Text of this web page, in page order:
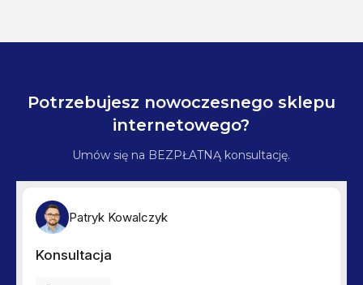
Potrzebujesz nowoczesnego sklepu
internetowego?
Umów się na BEZPŁATNĄ konsultację.